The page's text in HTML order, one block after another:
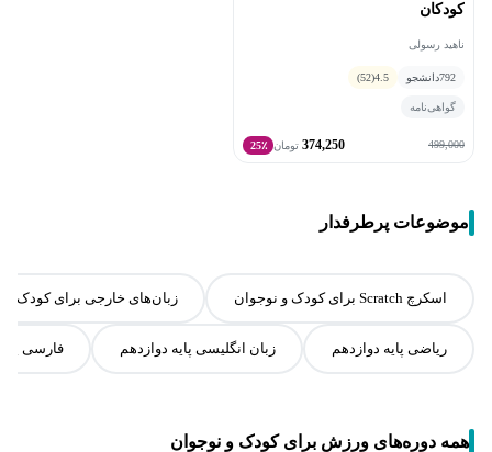
کودکان
ناهید رسولی
792دانشجو 4.5
(52)
گواهی‌نامه
499,000
374,250 تومان 25٪
موضوعات پرطرفدار
اسکرچ Scratch برای کودک و نوجوان زبان‌های خارجی برای کودک و
ریاضی پایه دوازدهم زبان انگلیسی پایه دوازدهم فارسی
همه دوره‌های ورزش برای کودک و نوجوان